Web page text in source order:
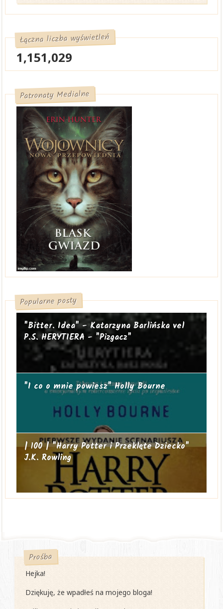
Łączna liczba wyświetleń
1,151,029
Patronaty Medialne
Popularne posty
"Bitter. Idea" - Katarzyna Barlińska vel
P.S. HERYTIERA - "Pizgacz"
"I co o mnie powiesz" Holly Bourne
| 100 | "Harry Potter i Przeklęte Dziecko"
J.K. Rowling
Prośba
Hejka!
Dziękuję, że wpadłeś na mojego bloga!